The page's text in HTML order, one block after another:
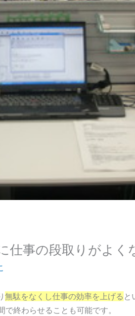
仕事の段取りがよく
無駄をなくし仕事の効率を上げる と
終わらせることも可能です。